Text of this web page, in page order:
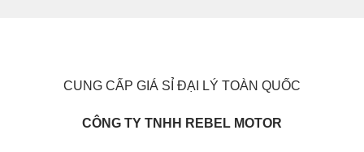
CUNG CẤP GIÁ SỈ ĐẠI LÝ TOÀN QUỐC
CÔNG TY TNHH REBEL MOTOR